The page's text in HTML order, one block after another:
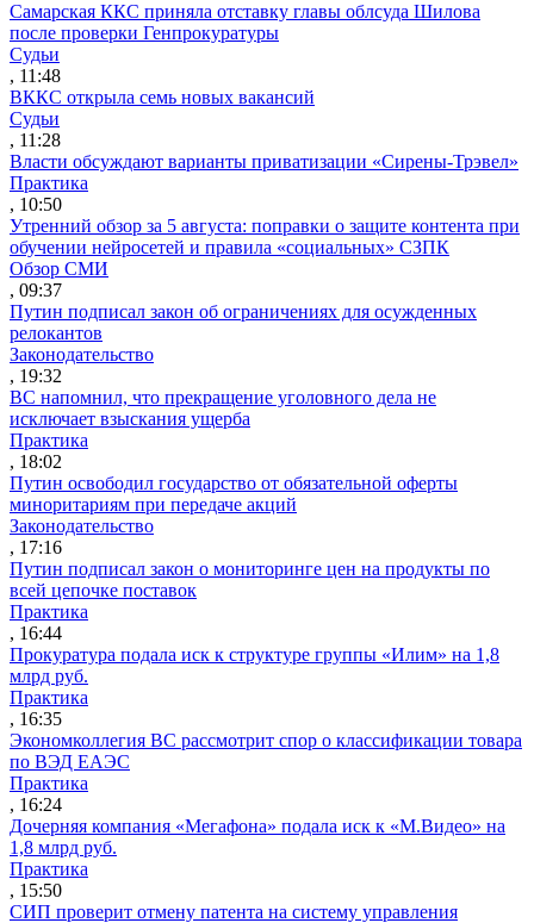
Самарская ККС приняла отставку главы облсуда Шилова
после проверки Генпрокуратуры
Судьи
, 11:48
ВККС открыла семь новых вакансий
Судьи
, 11:28
Власти обсуждают варианты приватизации «Сирены-Трэвел»
Практика
, 10:50
Утренний обзор за 5 августа: поправки о защите контента при
обучении нейросетей и правила «социальных» СЗПК
Обзор СМИ
, 09:37
Путин подписал закон об ограничениях для осужденных
релокантов
Законодательство
, 19:32
ВС напомнил, что прекращение уголовного дела не
исключает взыскания ущерба
Практика
, 18:02
Путин освободил государство от обязательной оферты
миноритариям при передаче акций
Законодательство
, 17:16
Путин подписал закон о мониторинге цен на продукты по
всей цепочке поставок
Практика
, 16:44
Прокуратура подала иск к структуре группы «Илим» на 1,8
млрд руб.
Практика
, 16:35
Экономколлегия ВС рассмотрит спор о классификации товара
по ВЭД ЕАЭС
Практика
, 16:24
Дочерняя компания «Мегафона» подала иск к «М.Видео» на
1,8 млрд руб.
Практика
, 15:50
СИП проверит отмену патента на систему управления